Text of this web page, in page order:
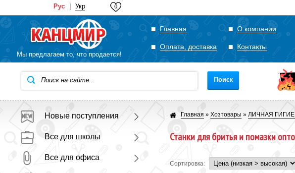
Рус Укр 0
Мы предлагаем то, что продается!
Главная О компании
Оплата, доставка Контакты
Поиск
Новые поступления
Все для школы
Все для офиса
Главная » Хозтовары » ЛИЧНАЯ
Станки для бритья и помазки
Сортировка: